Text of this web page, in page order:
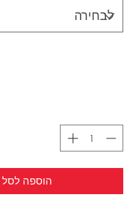
הוספה לסל